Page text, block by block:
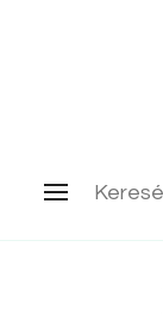
Keresés: